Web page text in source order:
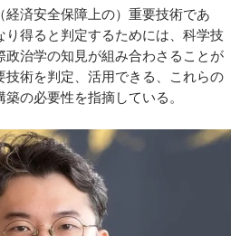
済安全保障上の）重要技術であ
り得ると判定するためには、科学技
治学の知見が組み合わさることが
技術を判定、活用できる、これらの
の必要性を指摘している。